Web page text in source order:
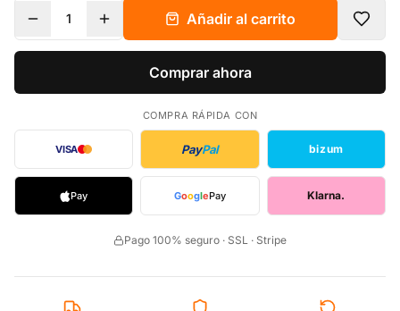
1 Añadir al carrito
Comprar ahora
COMPRA RÁPIDA CON
VISA PayPal bizum
Pay GooglePay Klarna.
Pago 100% seguro · SSL · Stripe